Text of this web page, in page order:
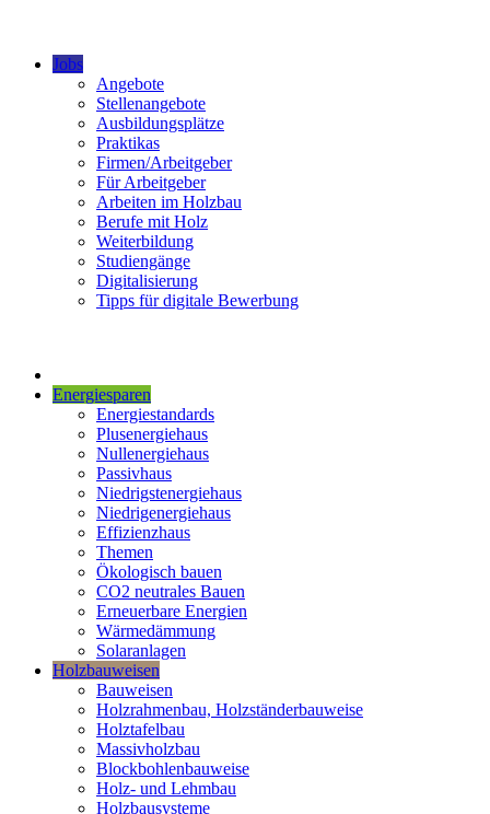
Jobs
Angebote
Stellenangebote
Ausbildungsplätze
Praktikas
Firmen/Arbeitgeber
Für Arbeitgeber
Arbeiten im Holzbau
Berufe mit Holz
Weiterbildung
Studiengänge
Digitalisierung
Tipps für digitale Bewerbung
Energiesparen
Energiestandards
Plusenergiehaus
Nullenergiehaus
Passivhaus
Niedrigstenergiehaus
Niedrigenergiehaus
Effizienzhaus
Themen
Ökologisch bauen
CO2 neutrales Bauen
Erneuerbare Energien
Wärmedämmung
Solaranlagen
Holzbauweisen
Bauweisen
Holzrahmenbau, Holzständerbauweise
Holztafelbau
Massivholzbau
Blockbohlenbauweise
Holz- und Lehmbau
Holzbausysteme